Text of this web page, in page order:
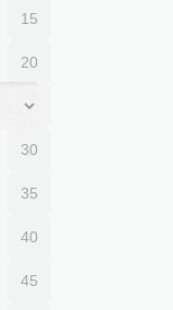
15
20
25
30
35
40
45